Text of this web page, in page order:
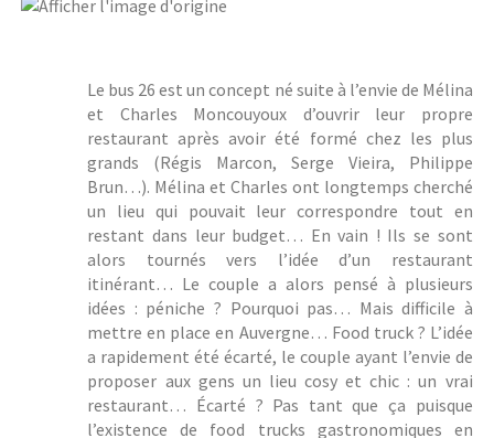
Le bus 26 est un concept né suite à l’envie de Mélina
et Charles Moncouyoux d’ouvrir leur propre
restaurant après avoir été formé chez les plus
grands (Régis Marcon, Serge Vieira, Philippe
Brun…). Mélina et Charles ont longtemps cherché
un lieu qui pouvait leur correspondre tout en
restant dans leur budget… En vain ! Ils se sont
alors tournés vers l’idée d’un restaurant
itinérant… Le couple a alors pensé à plusieurs
idées : péniche ? Pourquoi pas… Mais difficile à
mettre en place en Auvergne… Food truck ? L’idée
a rapidement été écarté, le couple ayant l’envie de
proposer aux gens un lieu cosy et chic : un vrai
restaurant… Écarté ? Pas tant que ça puisque
l’existence de food trucks gastronomiques en